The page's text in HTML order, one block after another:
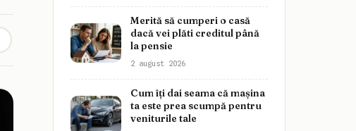
Merită să cumperi o casă
dacă vei plăti creditul până
la pensie
2 august 2026
Cum îți dai seama că mașina
ta este prea scumpă pentru
veniturile tale